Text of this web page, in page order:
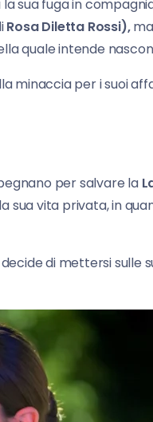
sua fuga in
Rosa Diletta Rossi),
quale intende
minaccia per i suoi
per salvare la
sua vita privata, in
di mettersi sulle